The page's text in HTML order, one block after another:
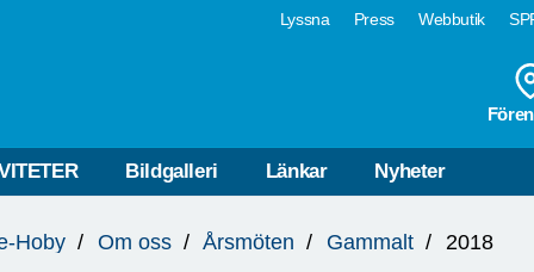
Lyssna Press Webbutik
Bildgalleri Länkar Nyheter
Hoby Om oss Årsmöten Gammalt 2018